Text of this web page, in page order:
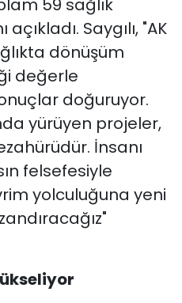
59 sağlık
Saygılı, "AK
dönüşüm
değerle
doğuruyor.
yürüyen projeler,
İnsanı
felsefesiyle
yolculuğuna yeni